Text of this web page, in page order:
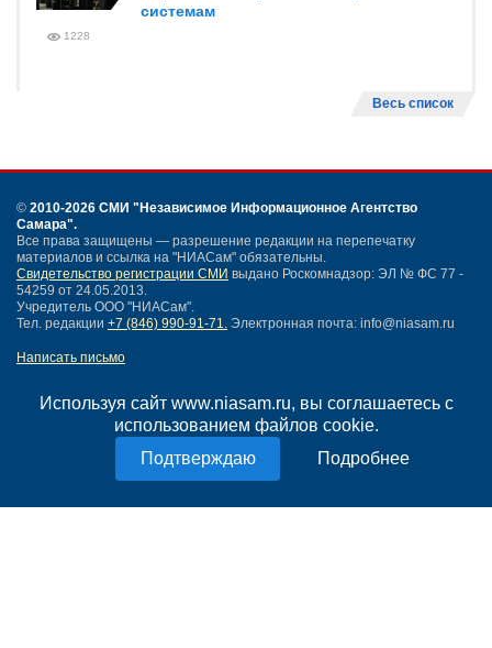
Используя сайт www.niasam.ru, вы соглашаетесь с
использованием файлов cookie.
Подробнее
системам
1228
Весь список
© 2010-2026 СМИ "Независимое Информационное Агентство
Самара".
Все права защищены — разрешение редакции на перепечатку
материалов и ссылка на "НИАСам" обязательны.
Свидетельство регистрации СМИ выдано Роскомнадзор: ЭЛ № ФС 77 -
54259 от 24.05.2013.
Учредитель ООО "НИАСам".
Тел. редакции +7 (846) 990-91-71. Электронная почта: info@niasam.ru
Написать письмо
Нашли ошибку?
Политика конфиденциальности